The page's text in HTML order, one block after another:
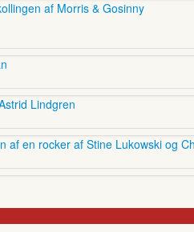
af Morris & Gosinny
Lindgren
af en rocker af Stine Lukowski og